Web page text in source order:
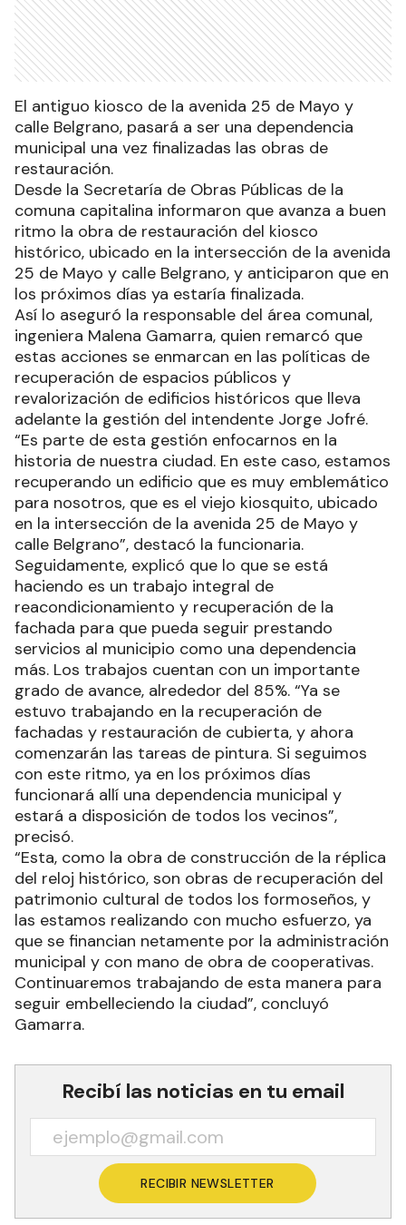
El antiguo kiosco de la avenida 25 de Mayo y
calle Belgrano, pasará a ser una dependencia
municipal una vez finalizadas las obras de
restauración.
Desde la Secretaría de Obras Públicas de la
comuna capitalina informaron que avanza a buen
ritmo la obra de restauración del kiosco
histórico, ubicado en la intersección de la avenida
25 de Mayo y calle Belgrano, y anticiparon que en
los próximos días ya estaría finalizada.
Así lo aseguró la responsable del área comunal,
ingeniera Malena Gamarra, quien remarcó que
estas acciones se enmarcan en las políticas de
recuperación de espacios públicos y
revalorización de edificios históricos que lleva
adelante la gestión del intendente Jorge Jofré.
“Es parte de esta gestión enfocarnos en la
historia de nuestra ciudad. En este caso, estamos
recuperando un edificio que es muy emblemático
para nosotros, que es el viejo kiosquito, ubicado
en la intersección de la avenida 25 de Mayo y
calle Belgrano”, destacó la funcionaria.
Seguidamente, explicó que lo que se está
haciendo es un trabajo integral de
reacondicionamiento y recuperación de la
fachada para que pueda seguir prestando
servicios al municipio como una dependencia
más. Los trabajos cuentan con un importante
grado de avance, alrededor del 85%. “Ya se
estuvo trabajando en la recuperación de
fachadas y restauración de cubierta, y ahora
comenzarán las tareas de pintura. Si seguimos
con este ritmo, ya en los próximos días
funcionará allí una dependencia municipal y
estará a disposición de todos los vecinos”,
precisó.
“Esta, como la obra de construcción de la réplica
del reloj histórico, son obras de recuperación del
patrimonio cultural de todos los formoseños, y
las estamos realizando con mucho esfuerzo, ya
que se financian netamente por la administración
municipal y con mano de obra de cooperativas.
Continuaremos trabajando de esta manera para
seguir embelleciendo la ciudad”, concluyó
Gamarra.
Recibí las noticias en tu email
RECIBIR NEWSLETTER